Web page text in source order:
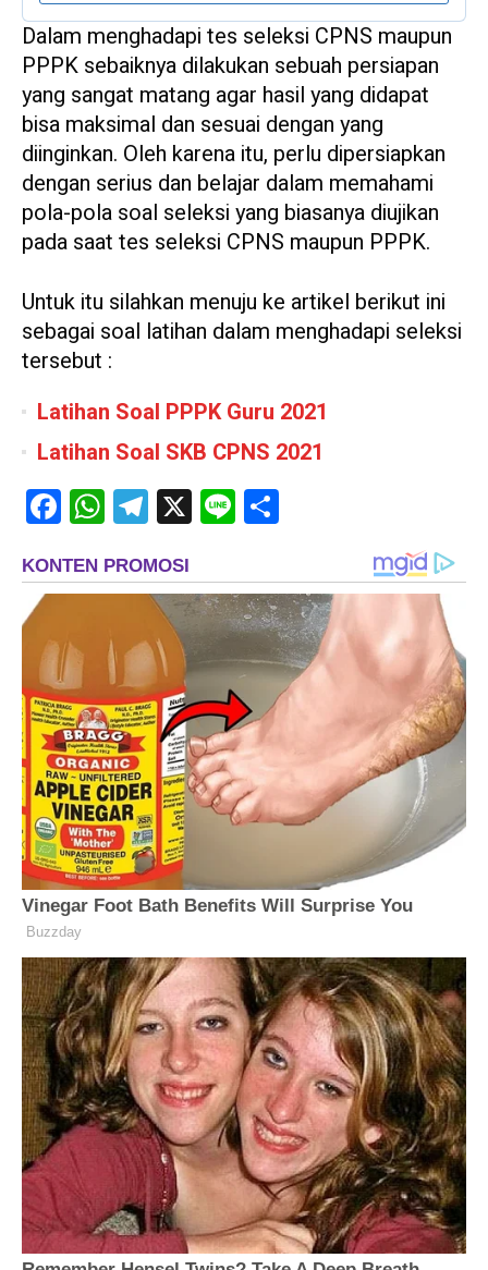
Dalam menghadapi tes seleksi CPNS maupun
PPPK sebaiknya dilakukan sebuah persiapan
yang sangat matang agar hasil yang didapat
bisa maksimal dan sesuai dengan yang
diinginkan. Oleh karena itu, perlu dipersiapkan
dengan serius dan belajar dalam memahami
pola-pola soal seleksi yang biasanya diujikan
pada saat tes seleksi CPNS maupun PPPK.
Untuk itu silahkan menuju ke artikel berikut ini
sebagai soal latihan dalam menghadapi seleksi
tersebut :
Latihan Soal PPPK Guru 2021
Latihan Soal SKB CPNS 2021
FacebookWhatsAppTelegram
X Line